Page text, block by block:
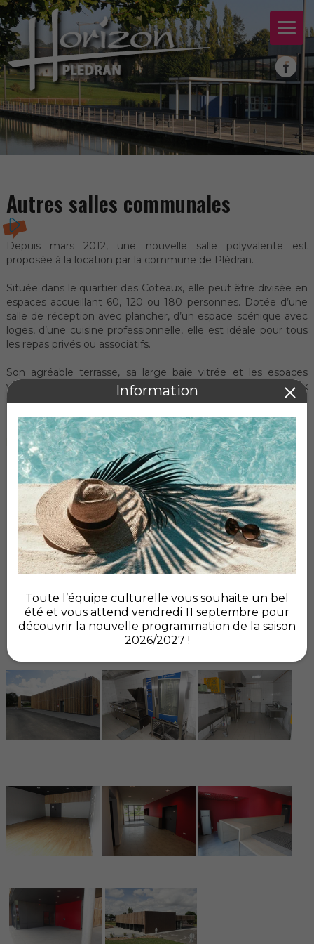
Autres salles communales
Depuis mars 2012, une nouvelle salle polyvalente est
proposée à la location par la commune de Plédran.
Située dans le quartier des Coteaux, elle peut être divisée en
espaces accueillant 60, 120 ou 180 personnes. Dotée d’une
salle de réception avec plancher, d’un espace scénique avec
loges, d’une cuisine professionnelle, elle est idéale pour tous
les repas privés ou associatifs.
Son agréable terrasse, sa large baie vitrée et les espaces
verts qui l’entourent en font un lieu propice aux
rassemblements familiaux.
Pour la visiter, contactez-nous !
locations@horizonpledran.com
Télécharger le
plan des salles
communales
Toute l’équipe culturelle vous souhaite un bel
été et vous attend vendredi 11 septembre pour
découvrir la nouvelle programmation de la saison
2026/2027 !